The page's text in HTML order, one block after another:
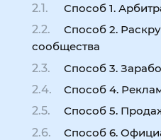
Способ 1.
Способ 2.
сообщества
Способ 3.
Способ 4.
Способ 5.
Способ 6.